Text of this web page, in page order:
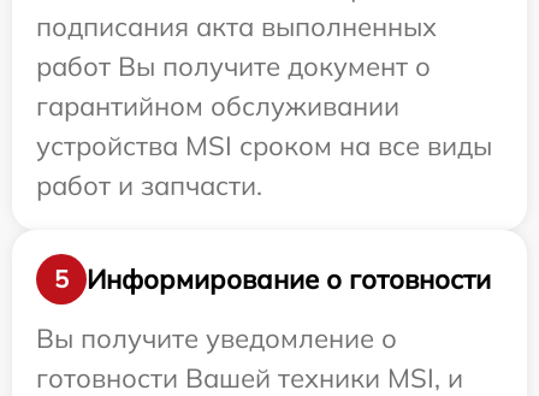
подписания акта выполненных
работ Вы получите документ о
гарантийном обслуживании
устройства MSI сроком на все виды
работ и запчасти.
5
Информирование о готовности
Вы получите уведомление о
готовности Вашей техники MSI, и